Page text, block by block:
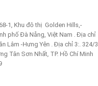
1, Khu đô thị Golden Hills,-
phố Đà Nẵng, Việt Nam . Địa chỉ
Lâm -Hưng Yên . Địa chỉ 3:. 324/3
Tân Sơn Nhất, TP. Hồ Chí Minh